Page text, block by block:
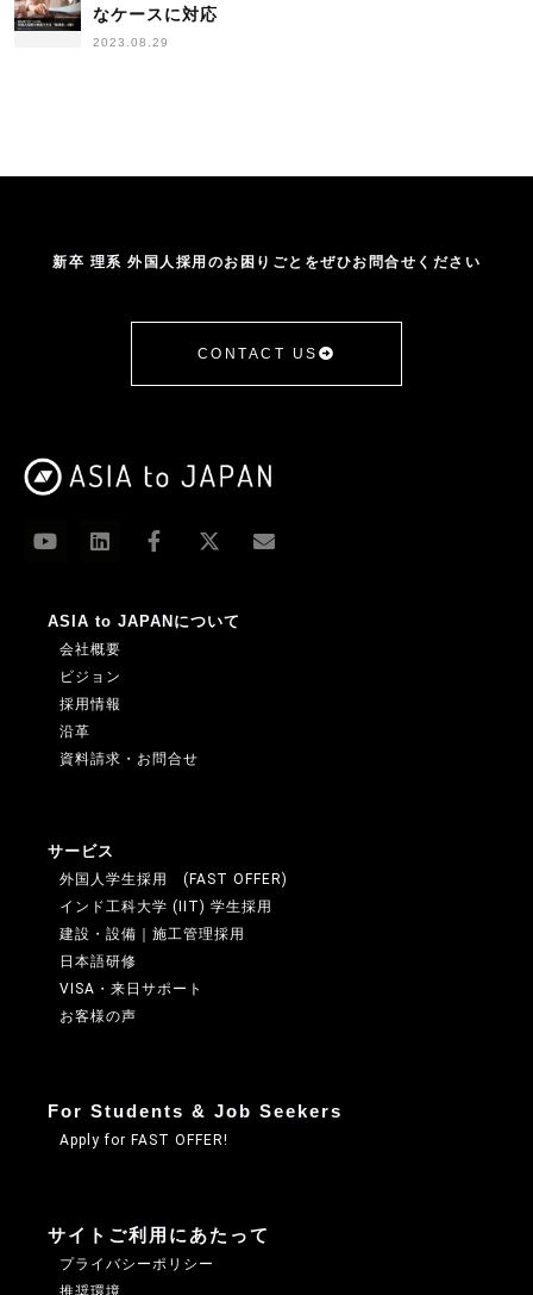
手続き 採用 杉田昌平
なケースに対応
2023.08.29
新卒 理系 外国人採用のお困りごとをぜひお問合せください
CONTACT US
ASIA to JAPANについて
会社概要
ビジョン
採用情報
沿革
資料請求・お問合せ
サービス
外国人学生採用 (FAST OFFER)
インド工科大学 (IIT) 学生採用
建設・設備｜施工管理採用
日本語研修
VISA・来日サポート
お客様の声
For Students & Job Seekers
Apply for FAST OFFER!
サイトご利用にあたって
プライバシーポリシー